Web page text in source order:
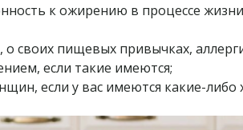
к ожирению в процессе
пищевых привычках,
если такие имеются;
если у вас имеются какие-либо